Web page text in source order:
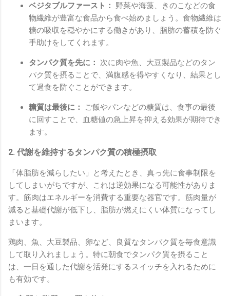
ベジタブルファースト：
野菜や海藻、きのこなどの食
物繊維が豊富な食品から食べ始めましょう。食物繊維は
糖の吸収を穏やかにする働きがあり、脂肪の蓄積を防ぐ
手助けをしてくれます。
タンパク質を先に：
次に肉や魚、大豆製品などのタン
パク質を摂ることで、満腹感を得やすくなり、結果とし
て過食を防ぐことができます。
糖質は最後に：
ご飯やパンなどの糖質は、食事の最後
に回すことで、血糖値の急上昇を抑える効果が期待でき
ます。
2. 代謝を維持するタンパク質の積極摂取
「体脂肪を減らしたい」と考えたとき、真っ先に食事制限を
してしまいがちですが、これは逆効果になる可能性がありま
す。筋肉はエネルギーを消費する重要な器官です。筋肉量が
減ると基礎代謝が低下し、脂肪が燃えにくい体質になってし
まいます。
鶏肉、魚、大豆製品、卵など、良質なタンパク質を毎食意識
して取り入れましょう。特に朝食でタンパク質を摂ること
は、一日を通した代謝を活発にするスイッチを入れるために
も有効です。